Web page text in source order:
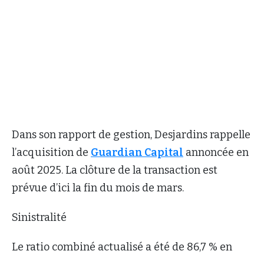
Dans son rapport de gestion, Desjardins rappelle
l’acquisition de Guardian Capital annoncée en
août 2025. La clôture de la transaction est
prévue d’ici la fin du mois de mars.
Sinistralité
Le ratio combiné actualisé a été de 86,7 % en